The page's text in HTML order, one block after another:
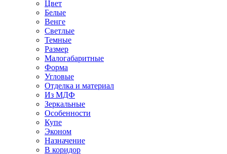
Цвет
Белые
Венге
Светлые
Темные
Размер
Малогабаритные
Форма
Угловые
Отделка и материал
Из МДФ
Зеркальные
Особенности
Купе
Эконом
Назначение
В коридор